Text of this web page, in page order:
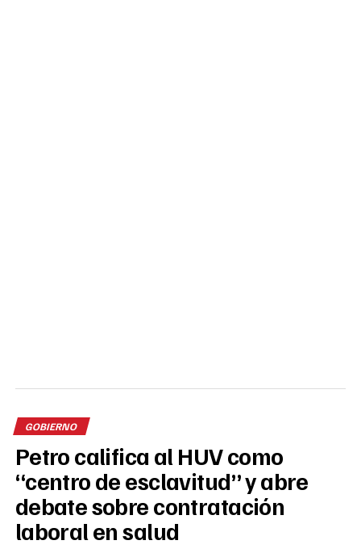
GOBIERNO
Petro califica al HUV como
“centro de esclavitud” y abre
debate sobre contratación
laboral en salud